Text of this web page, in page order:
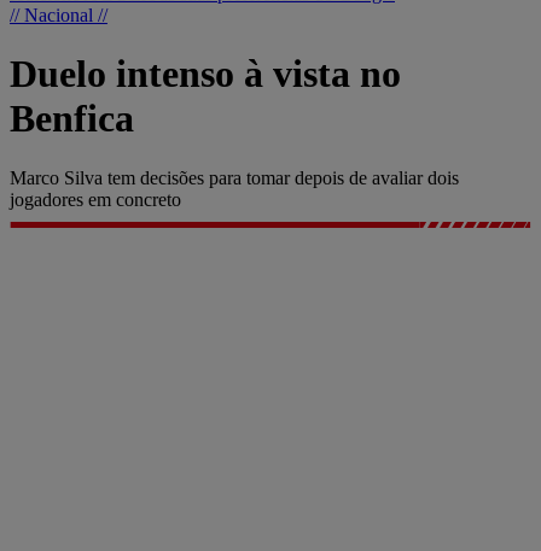
// Nacional //
Duelo intenso à vista no
Benfica
Marco Silva tem decisões para tomar depois de avaliar dois
jogadores em concreto